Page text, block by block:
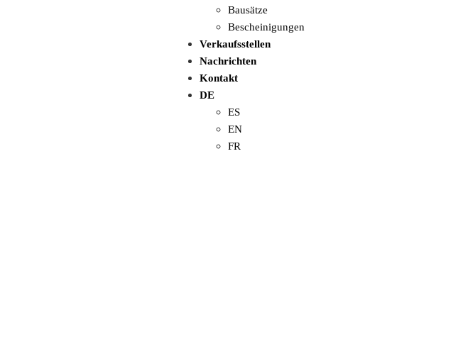
Bausätze
Bescheinigungen
Verkaufsstellen
Nachrichten
Kontakt
DE
ES
EN
FR